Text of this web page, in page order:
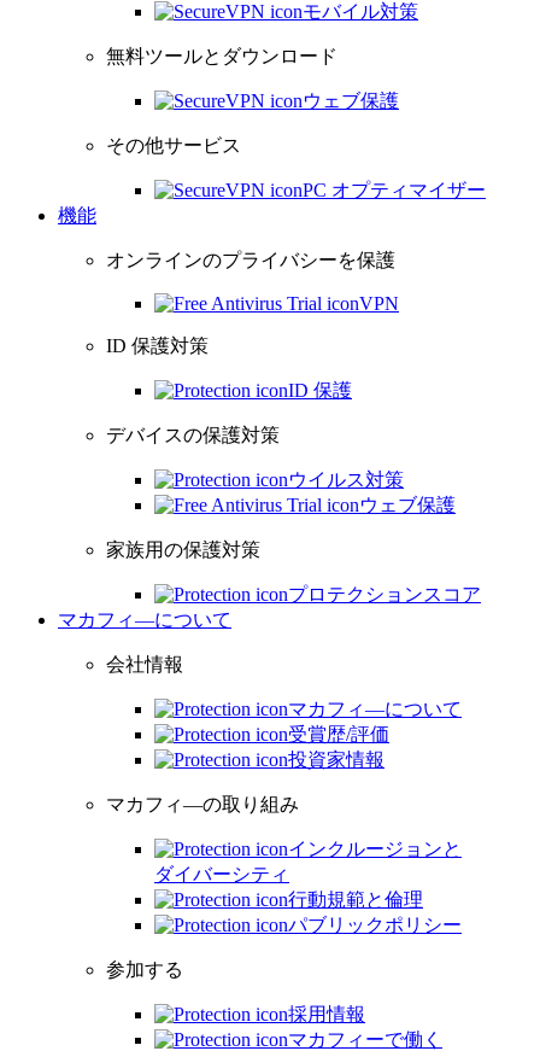
モバイル対策
無料ツールとダウンロード
ウェブ保護
その他サービス
PC オプティマイザー
機能
オンラインのプライバシーを保護
VPN
ID 保護対策
ID 保護
デバイスの保護対策
ウイルス対策
ウェブ保護
家族用の保護対策
プロテクションスコア
マカフィ―について
会社情報
マカフィ―について
受賞歴/評価
投資家情報
マカフィ―の取り組み
インクルージョンと
ダイバーシティ
行動規範と倫理
パブリックポリシー
参加する
採用情報
マカフィーで働く